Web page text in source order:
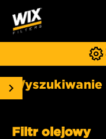
Filtr olejowy